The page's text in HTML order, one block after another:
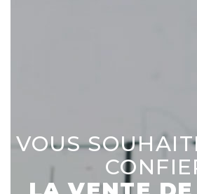
VOUS